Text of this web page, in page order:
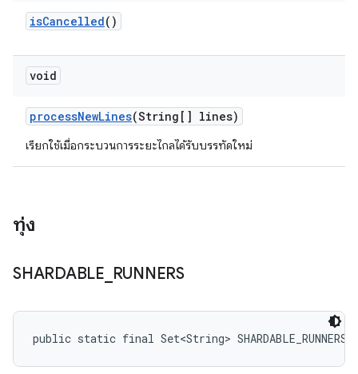
isCancelled()
void
processNewLines(String[] lines)
เรียกใช้เมื่อกระบวนการระยะไกลได้รับบรรทัดใหม่
ทุ่ง
SHARDABLE RUNNERS
public static final Set<String> SHARDABLE_RUNNERS